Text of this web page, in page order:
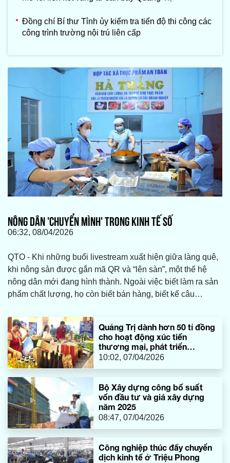
Đồng chí Bí thư Tỉnh ủy kiểm tra tiến độ thi công các
công trình trường nội trú liên cấp
NÔNG DÂN 'CHUYỂN MÌNH' TRONG KINH TẾ SỐ
06:32, 08/04/2026
QTO - Khi những buổi livestream xuất hiện giữa làng quê,
khi nông sản được gắn mã QR và “lên sàn”, một thế hệ
nông dân mới đang hình thành. Ngoài việc biết làm ra sản
phẩm chất lượng, họ còn biết bán hàng, biết kể câu
Quảng Trị dành hơn 50 tỉ đồng
cho hoạt động xúc tiến
thương mại, phát triển
thương hiệu hàng hóa
10:02, 07/04/2026
Bộ Xây dựng công bố suất
vốn đầu tư và giá xây dựng
năm 2025
08:47, 07/04/2026
Công nghiệp thúc đẩy chuyển
dịch kinh tế ở Triệu Phong